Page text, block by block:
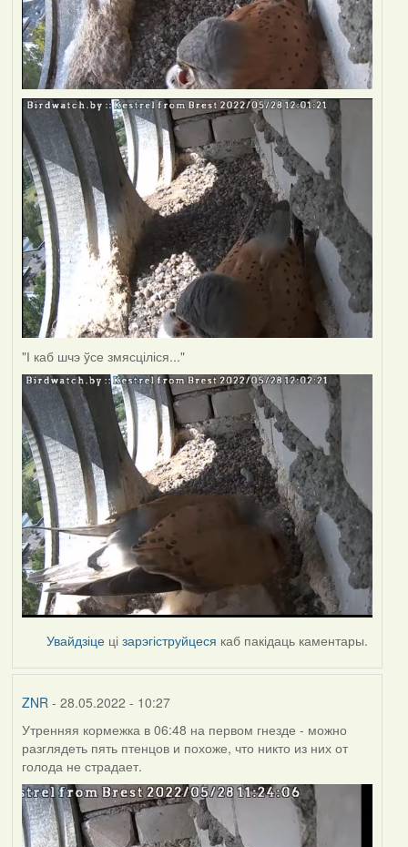
"І каб шчэ ўсе змясціліся..."
Увайдзіце цізарэгіструйцеся каб пакідаць каментары.
ZNR - 28.05.2022 - 10:27
Утренняя кормежка в 06:48 на первом гнезде - можно
разглядеть пять птенцов и похоже, что никто из них от
голода не страдает.